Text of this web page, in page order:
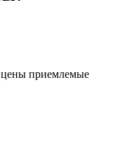
цены приемлемые